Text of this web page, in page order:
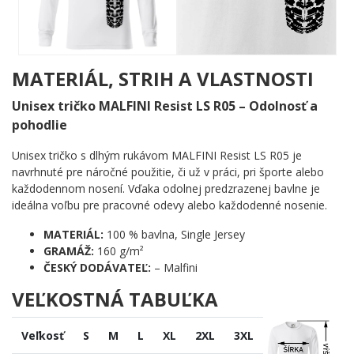
Silueta plášťa je spracovaná v čistom čiernom prevedení s
prekvapivou hĺbkou detailu. Žiadna zbytočná ozdoba, žiadny
nápis navyše – len čistá, surová mechanická krása terénnej
gumy, ktorá hovorí sama za seba. Motív pôsobí technicky, no
zároveň má v sebe tú správnu dávku charakteru, ktorá odlišuje
nadšenca od tých, čo len prechádzajú po ceste.
Komu urobí radosť?
🔥 Enduro jazdcom, ktorí trávia víkendy ďaleko od
civilizácie
💪 Cross nadšencom, ktorí poznajú každý terén v okolí
naspamäť
🎯 Motorkárom, pre ktorých je technický detail vášňou,
nie len nutnosťou
🖤 Každému, komu pohľad na pneumatiku pripomenie
Zanechaj za sebou stopu – doslova aj obrazne. Tento motív patrí
tým, čo idú naplno. Pridaj ho do košíka a ukáž svetu, čo ťa
pohára.
MATERIÁL, STRIH A VLASTNOSTI
Unisex tričko MALFINI Resist LS R05 – Odolnosť a
pohodlie
Unisex tričko s dlhým rukávom MALFINI Resist LS R05 je
navrhnuté pre náročné použitie, či už v práci, pri športe alebo
každodennom nosení. Vďaka odolnej predzrazenej bavlne je
ideálna voľbu pre pracovné odevy alebo každodenné nosenie.
MATERIÁL: 100 % bavlna, Single Jersey
GRAMÁŽ: 160 g/m²
ČESKÝ DODÁVATEĽ: – Malfini
VEĽKOSTNÁ TABUĽKA
Veľkosť S M L XL 2XL 3XL